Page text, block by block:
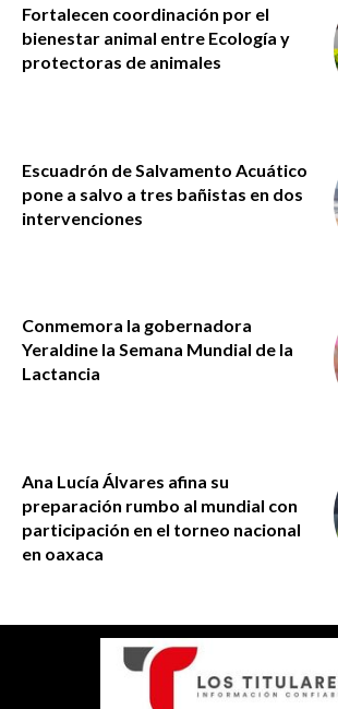
Fortalecen coordinación por el
bienestar animal entre Ecología y
protectoras de animales
Escuadrón de Salvamento Acuático
pone a salvo a tres bañistas en dos
intervenciones
Conmemora la gobernadora
Yeraldine la Semana Mundial de la
Lactancia
Ana Lucía Álvares afina su
preparación rumbo al mundial con
participación en el torneo nacional
en oaxaca